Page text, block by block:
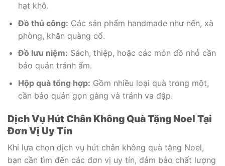
hạt khô.
Đồ thủ công: Các sản phẩm handmade như nến, xà
phòng, khăn quàng cổ.
Đồ lưu niệm: Sách, thiệp, hoặc các món đồ nhỏ cần
bảo quản tránh ẩm.
Hộp quà tổng hợp: Gồm nhiều loại quà trong một,
cần bảo quản gọn gàng và tránh va đập.
Dịch Vụ Hút Chân Không Quà Tặng Noel Tại
Đơn Vị Uy Tín
Khi lựa chọn dịch vụ hút chân không quà tặng Noel,
bạn cần tìm đến các đơn vị uy tín, đảm bảo chất lượng